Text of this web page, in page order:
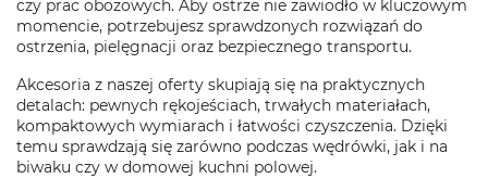
czy prac obozowych. Aby ostrze nie zawiodło w kluczowym
momencie, potrzebujesz sprawdzonych rozwiązań do
ostrzenia, pielęgnacji oraz bezpiecznego transportu.
Akcesoria z naszej oferty skupiają się na praktycznych
detalach: pewnych rękojeściach, trwałych materiałach,
kompaktowych wymiarach i łatwości czyszczenia. Dzięki
temu sprawdzają się zarówno podczas wędrówki, jak i na
biwaku czy w domowej kuchni polowej.